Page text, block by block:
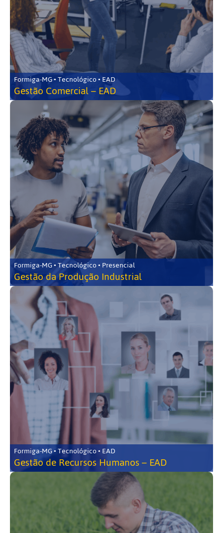
Formiga-MG • Tecnológico • EAD
Gestão Comercial – EAD
Formiga-MG • Tecnológico • Presencial
Gestão da Produção Industrial
Formiga-MG • Tecnológico • EAD
Gestão de Recursos Humanos – EAD